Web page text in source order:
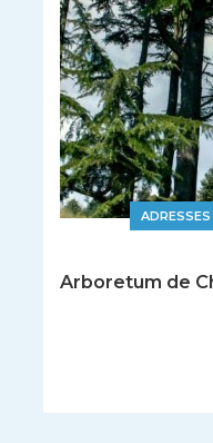
ADRESSES
Arboretum de